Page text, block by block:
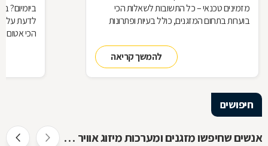
מזמינים טכנאי – כל התשובות לשאלות הכי
בוערות בתחום המזגנים, כולל בעיות ופתרונות
להמשך קריאה
ביומיום?
לדעת על
הכי אטום
חיפושים
אנשים שחיפשו מזגנים ומערכות מיזוג אוויר חיפשו גם